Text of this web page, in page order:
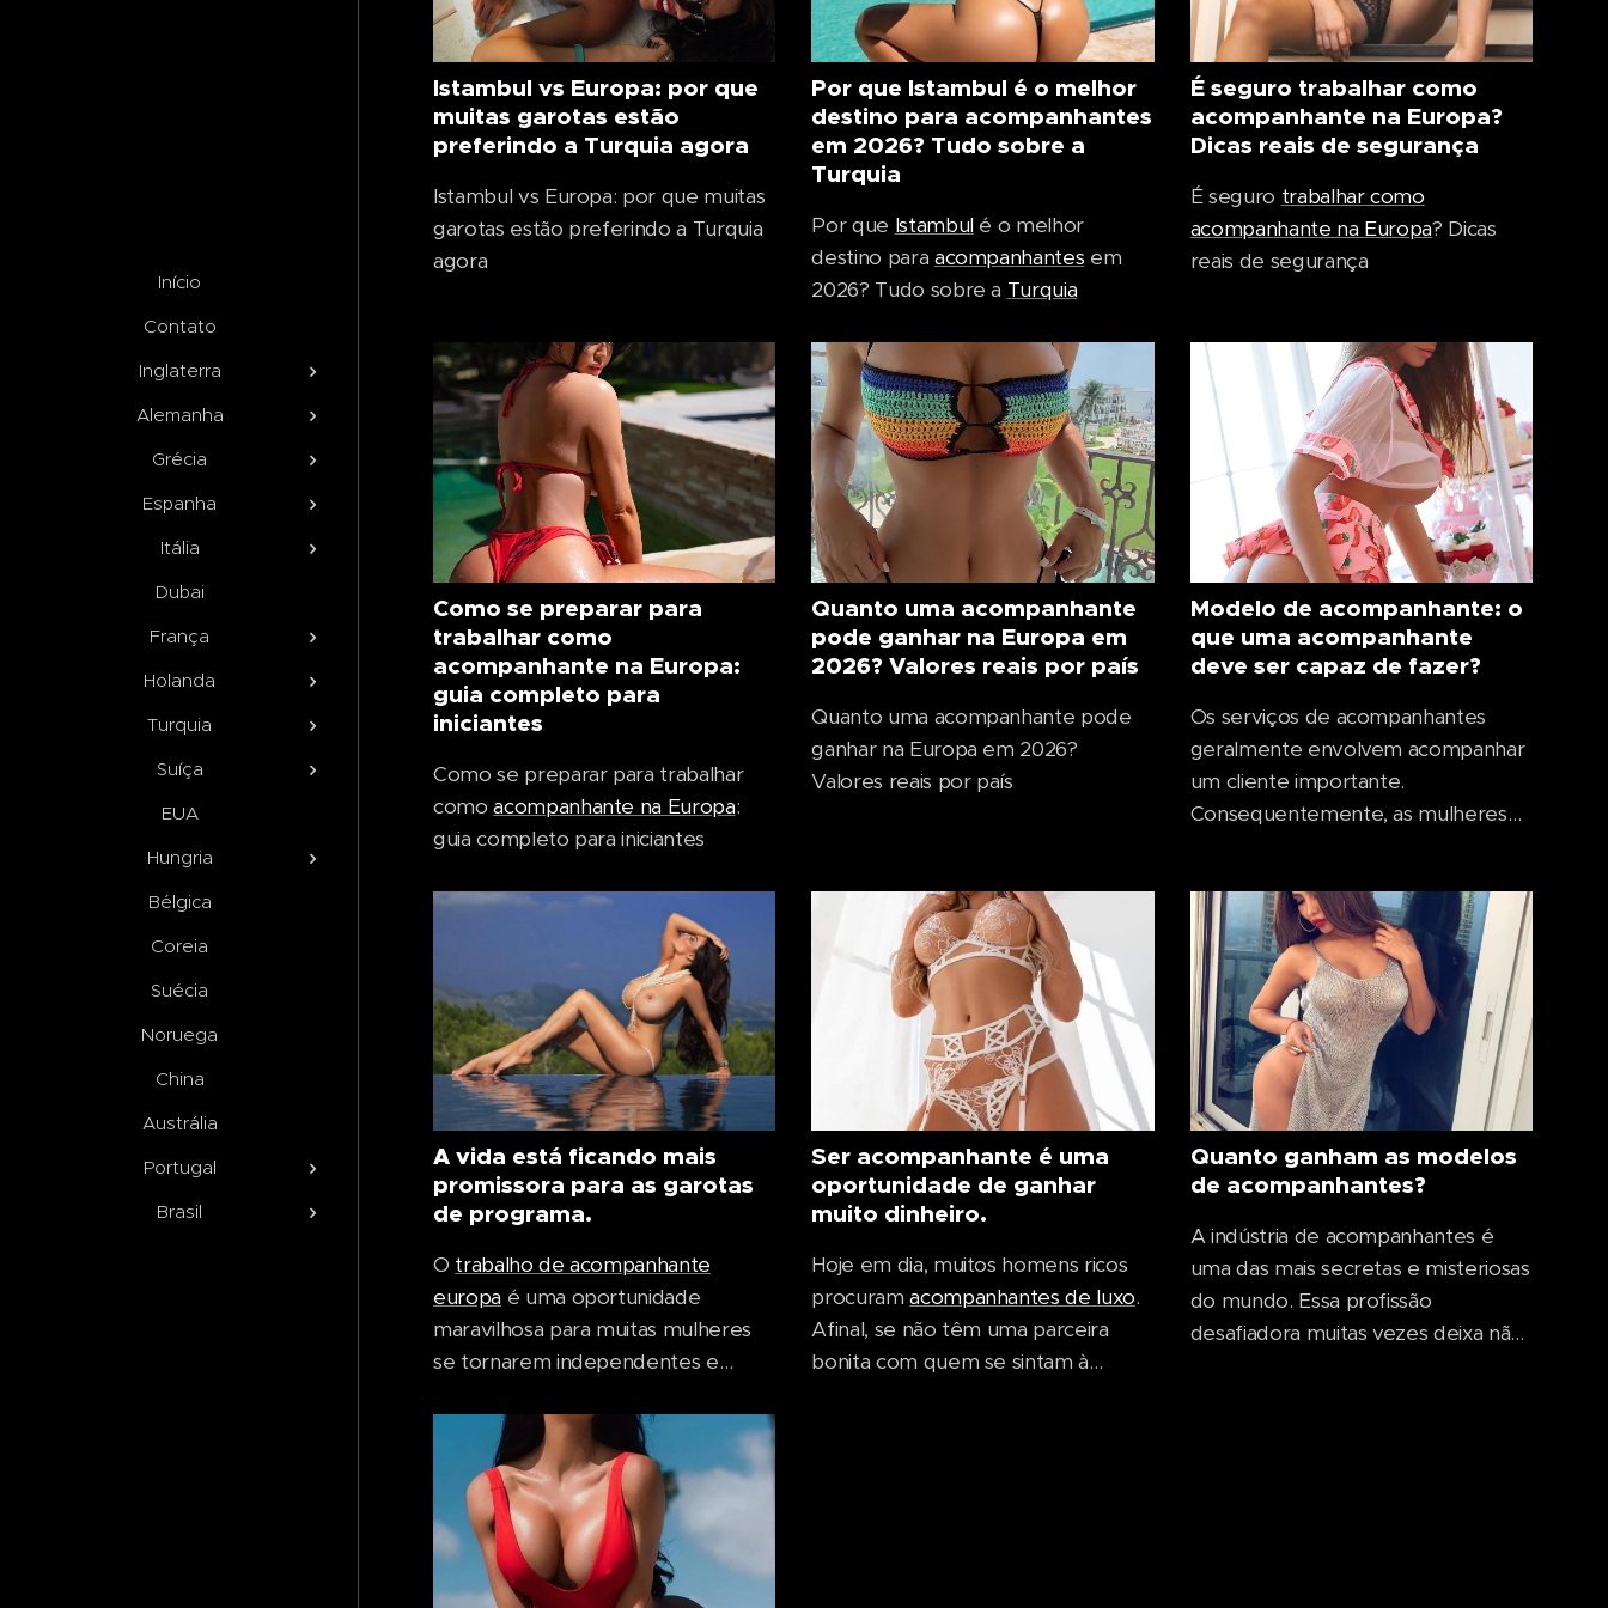
Início
Contato
Inglaterra
Alemanha
Grécia
Espanha
Itália
Dubai
França
Holanda
Turquia
Suíça
EUA
Hungria
Bélgica
Coreia
Suécia
Noruega
China
Austrália
Portugal
Brasil
Istambul vs Europa: por que
muitas garotas estão
preferindo a Turquia agora
Istambul vs Europa: por que muitas
garotas estão preferindo a Turquia
agora
Por que Istambul é o melhor
destino para acompanhantes
em 2026? Tudo sobre a
Turquia
Por que Istambulé o melhor
destino para acompanhantes em
2026? Tudo sobre a Turquia
É seguro trabalhar como
acompanhante na Europa?
Dicas reais de segurança
É seguro trabalhar como
acompanhante na Europa? Dicas
reais de segurança
Como se preparar para
trabalhar como
acompanhante na Europa:
guia completo para
iniciantes
Como se preparar para trabalhar
comoacompanhante na Europa:
guia completo para iniciantes
Quanto uma acompanhante
pode ganhar na Europa em
2026? Valores reais por país
Quanto uma acompanhante pode
ganhar na Europa em 2026?
Valores reais por país
Modelo de acompanhante: o
que uma acompanhante
deve ser capaz de fazer?
Os serviços de acompanhantes
geralmente envolvem acompanhar
um cliente importante.
Consequentemente, as mulheres
trabalho em si possa parecer ideal à
primeira vista — deslumbrar um
homem atraente, frequentar
restaurantes caros e participar de
negociações importantes — tudo
isso é um sonho...
A vida está ficando mais
promissora para as garotas
de programa.
O trabalho de acompanhante
europa é uma oportunidade
maravilhosa para muitas mulheres
se tornarem independentes e
estudante adulta pode trabalhar
como acompanhante, pois envolve
trabalhar no tempo livre, livre de
toda a correria e pressões da vida.
Você pode facilmente viajar para o
exterior com um homem,
Ser acompanhante é uma
oportunidade de ganhar
muito dinheiro.
Hoje em dia, muitos homens ricos
procuramacompanhantes de luxo.
Afinal, se não têm uma parceira
bonita com quem se sintam à
Quanto ganham as modelos
de acompanhantes?
A indústria de acompanhantes é
uma das mais secretas e misteriosas
do mundo. Essa profissão
desafiadora muitas vezes deixa não